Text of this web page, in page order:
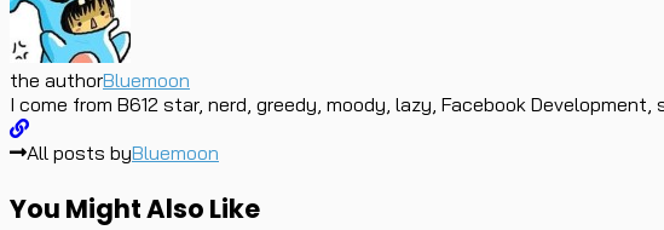
the authorBluemoon
I come from B612 star, nerd, greedy, moody, lazy, Facebook
All posts byBluemoon
You Might Also Like